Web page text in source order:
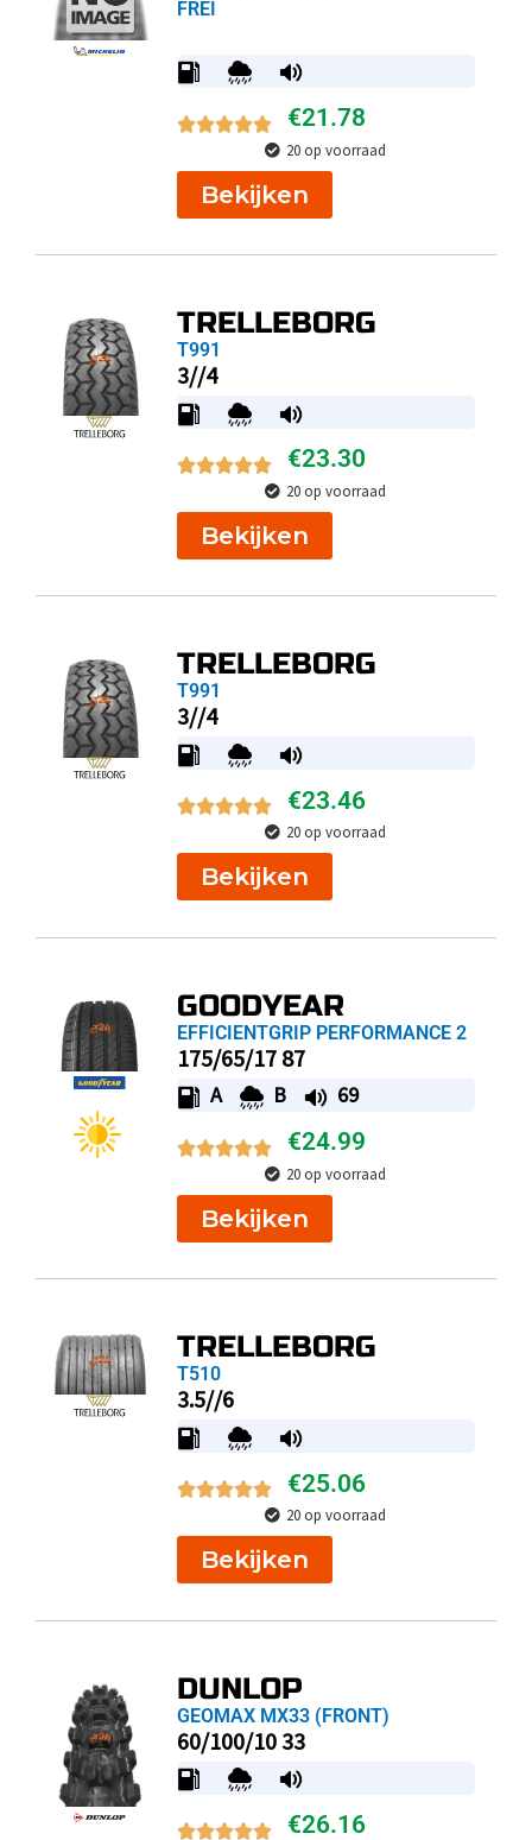
FREI
€21.78
20 op voorraad
Bekijken
TRELLEBORG
T991
3//4
€23.30
20 op voorraad
Bekijken
TRELLEBORG
T991
3//4
€23.46
20 op voorraad
Bekijken
GOODYEAR
EFFICIENTGRIP PERFORMANCE 2
175/65/17 87
A B 69
€24.99
20 op voorraad
Bekijken
TRELLEBORG
T510
3.5//6
€25.06
20 op voorraad
Bekijken
DUNLOP
GEOMAX MX33 (FRONT)
60/100/10 33
€26.16